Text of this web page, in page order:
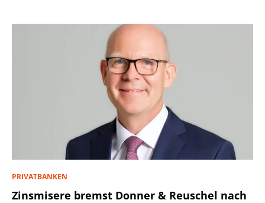
PRIVATBANKEN
Zinsmisere bremst Donner & Reuschel nach